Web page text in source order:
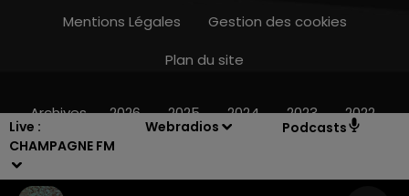
Live :
CHAMPAGNE FM
Webradios Podcasts
10h00 - 14h00
Mentions Légales
Gestion des cookies
Plan du site
Archives 2026 2025 2024 2023 2022